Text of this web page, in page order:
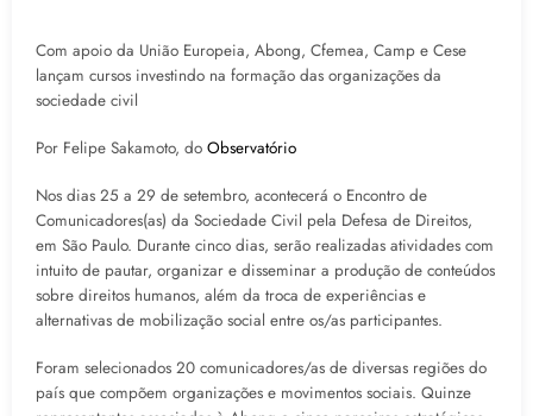
Com apoio da União Europeia, Abong, Cfemea, Camp e Cese
lançam cursos investindo na formação das organizações da
sociedade civil
Por Felipe Sakamoto, do Observatório
Nos dias 25 a 29 de setembro, acontecerá o Encontro de
Comunicadores(as) da Sociedade Civil pela Defesa de Direitos,
em São Paulo. Durante cinco dias, serão realizadas atividades com
intuito de pautar, organizar e disseminar a produção de conteúdos
sobre direitos humanos, além da troca de experiências e
alternativas de mobilização social entre os/as participantes.
Foram selecionados 20 comunicadores/as de diversas regiões do
país que compõem organizações e movimentos sociais. Quinze